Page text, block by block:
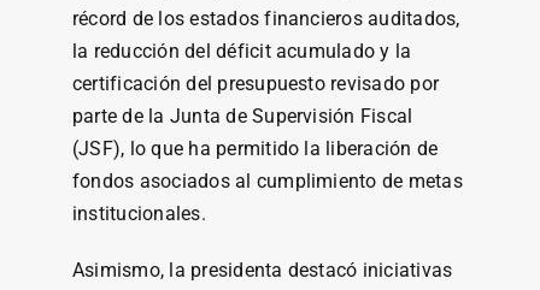
récord de los estados financieros auditados,
la reducción del déficit acumulado y la
certificación del presupuesto revisado por
parte de la Junta de Supervisión Fiscal
(JSF), lo que ha permitido la liberación de
fondos asociados al cumplimiento de metas
institucionales.
Asimismo, la presidenta destacó iniciativas